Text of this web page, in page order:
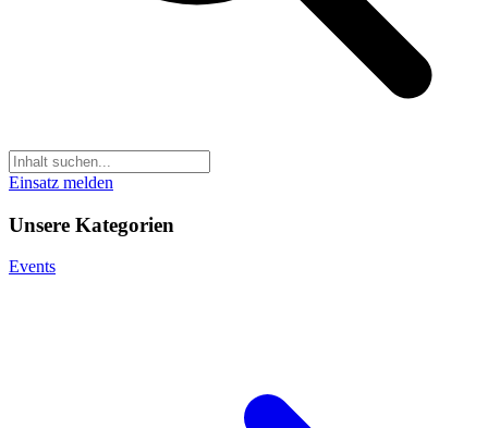
Einsatz melden
Unsere Kategorien
Events